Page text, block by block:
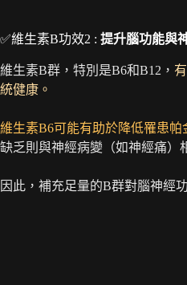
✅維生素B功效2 : 提升腦功能與
維生素B群，特別是B6和B12，
統健康。
維生素B6可能有助於降低罹患帕
缺乏則與神經病變（如神經痛）
因此，補充足量的B群對腦神經